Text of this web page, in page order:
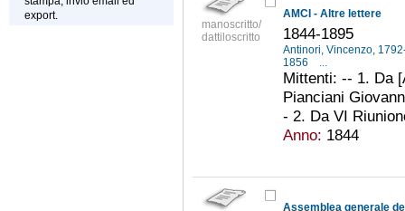
export.
manoscritto/
dattiloscritto
AMCI - Altre lettere
1844-1895
Antinori, Vincenzo,
1856
...
Mittenti: -- 1. Da
Pianciani
- 2. Da VI
Anno: 1844